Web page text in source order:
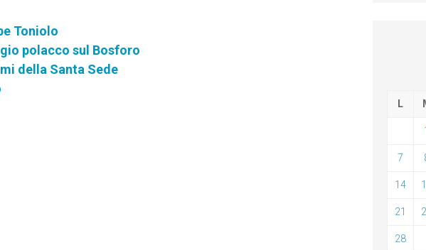
Toniolo
polacco sul Bosforo
della Santa Sede
L
1
7
14
21
28